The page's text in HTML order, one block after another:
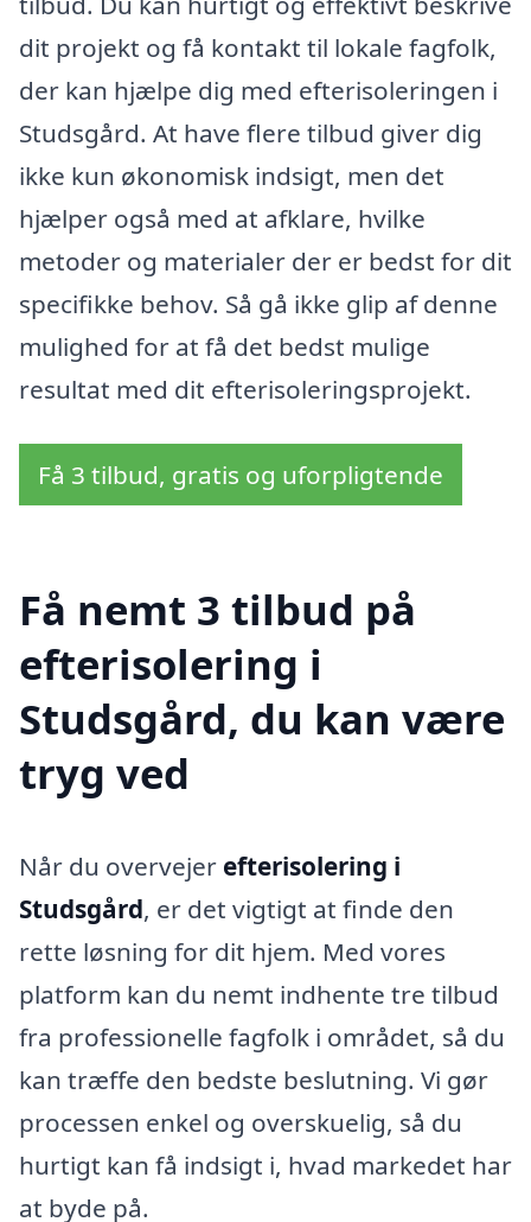
dit projekt og få kontakt til lokale fagfolk,
der kan hjælpe dig med efterisoleringen i
Studsgård. At have flere tilbud giver dig
ikke kun økonomisk indsigt, men det
hjælper også med at afklare, hvilke
metoder og materialer der er bedst for dit
specifikke behov. Så gå ikke glip af denne
mulighed for at få det bedst mulige
resultat med dit efterisoleringsprojekt.
Få 3 tilbud, gratis og uforpligtende
Få nemt 3 tilbud på
efterisolering i
Studsgård, du kan være
tryg ved
Når du overvejer efterisolering i
Studsgård, er det vigtigt at finde den
rette løsning for dit hjem. Med vores
platform kan du nemt indhente tre tilbud
fra professionelle fagfolk i området, så du
kan træffe den bedste beslutning. Vi gør
processen enkel og overskuelig, så du
hurtigt kan få indsigt i, hvad markedet har
at byde på.